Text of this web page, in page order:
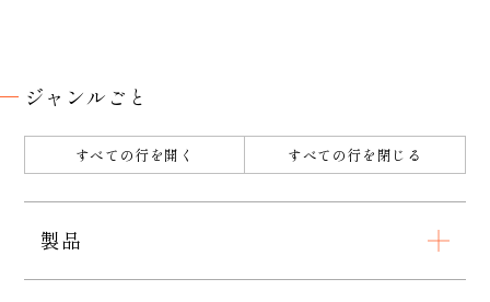
ジャンルごと
すべての行を開く すべての行を閉じる
製品